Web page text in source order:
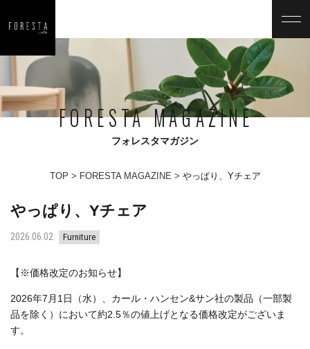
FORESTA MAGAZINE
フォレスタマガジン
TOP FORESTA MAGAZINE やっぱり、Yチェア
やっぱり、Yチェア
2026.06.02 Furniture
【※価格改定のお知らせ】
2026年7月1日（水）、カール・ハンセン&サン社の製品（一部製
品を除く）において約2.5％の値上げとなる価格改定がございま
す。